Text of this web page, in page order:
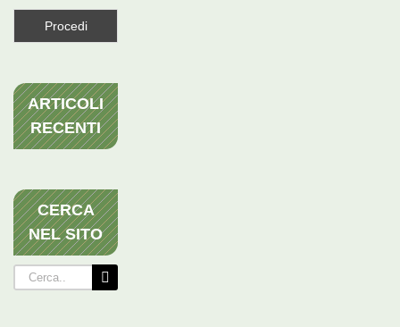
ARTICOLI
RECENTI
CERCA
NEL SITO
Cerca
per: